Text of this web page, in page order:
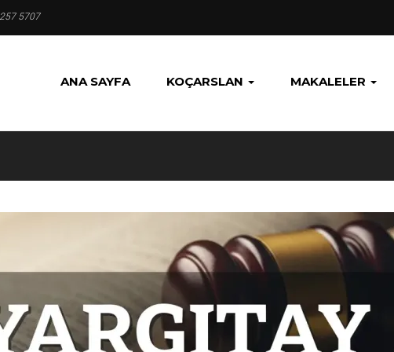
5707
ANA SAYFA KOÇARSLAN MAKALELER